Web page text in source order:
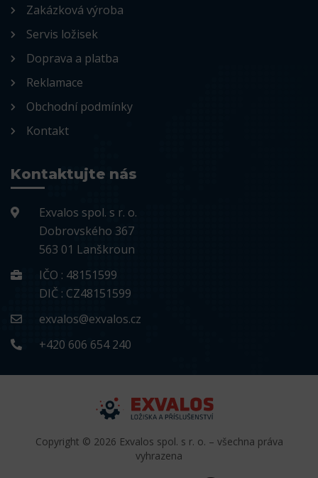
Zakázková výroba
Servis ložisek
Doprava a platba
Reklamace
Obchodní podmínky
Kontakt
Kontaktujte nás
Exvalos spol. s r. o.
Dobrovského 367
563 01 Lanškroun
IČO : 48151599
DIČ : CZ48151599
exvalos@exvalos.cz
+420 606 654 240
Copyright © 2026 Exvalos spol. s r. o. – všechna práva
vyhrazena